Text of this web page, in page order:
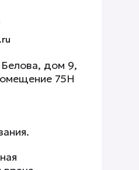
дом 9,
75Н